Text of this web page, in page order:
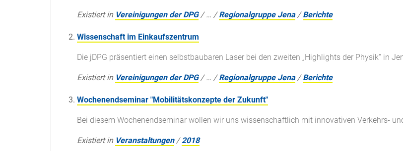
Existiert in Vereinigungen der DPG /… /Regionalgruppe Jena /Berichte
Wissenschaft im Einkaufszentrum
Die jDPG präsentiert einen selbstbaubaren Laser bei den zweiten „Highlights der Physik“ in
Existiert in Vereinigungen der DPG /… /Regionalgruppe Jena /Berichte
Wochenendseminar "Mobilitätskonzepte der Zukunft"
Bei diesem Wochenendseminar wollen wir uns wissenschaftlich mit innovativen Verkehrs-
Existiert in Veranstaltungen /2018